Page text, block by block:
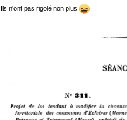
Ils n'ont pas rigolé non plus